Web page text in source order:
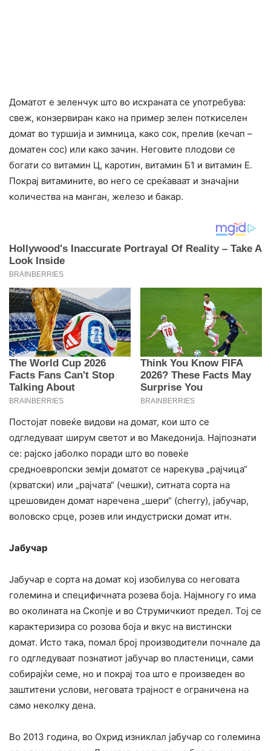
Доматот е зеленчук што во исхраната се употребува:
свеж, конзервиран како на пример зелен поткиселен
домат во туршија и зимница, како сок, прелив (кечап –
доматен сос) или како зачин. Неговите плодови се
богати со витамин Ц, каротин, витамин Б1 и витамин Е.
Покрај витамините, во него се среќаваат и значајни
количества на манган, железо и бакар.
Постојат повеќе видови на домат, кои што се
одгледуваат ширум светот и во Македонија. Најпознати
се: рајско јаболко поради што во повеќе
средноевропски земји доматот се нарекува „рајчица“
(хрватски) или „рајчата“ (чешки), ситната сорта на
црешовиден домат наречена „шери“ (cherry), јабучар,
воловско срце, розев или индустриски домат итн.
Јабучар
Јабучар е сорта на домат кој изобилува со неговата
големина и специфичната розева боја. Најмногу го има
во околината на Скопје и во Струмичкиот предел. Тој се
карактеризира со розова боја и вкус на вистински
домат. Исто така, помал број производители почнале да
го одгледуваат познатиот јабучар во пластеници, сами
собирајќи семе, но и покрај тоа што е произведен во
заштитени услови, неговата трајност е ограничена на
само неколку дена.
Во 2013 година, во Охрид изниклал јабучар со големина